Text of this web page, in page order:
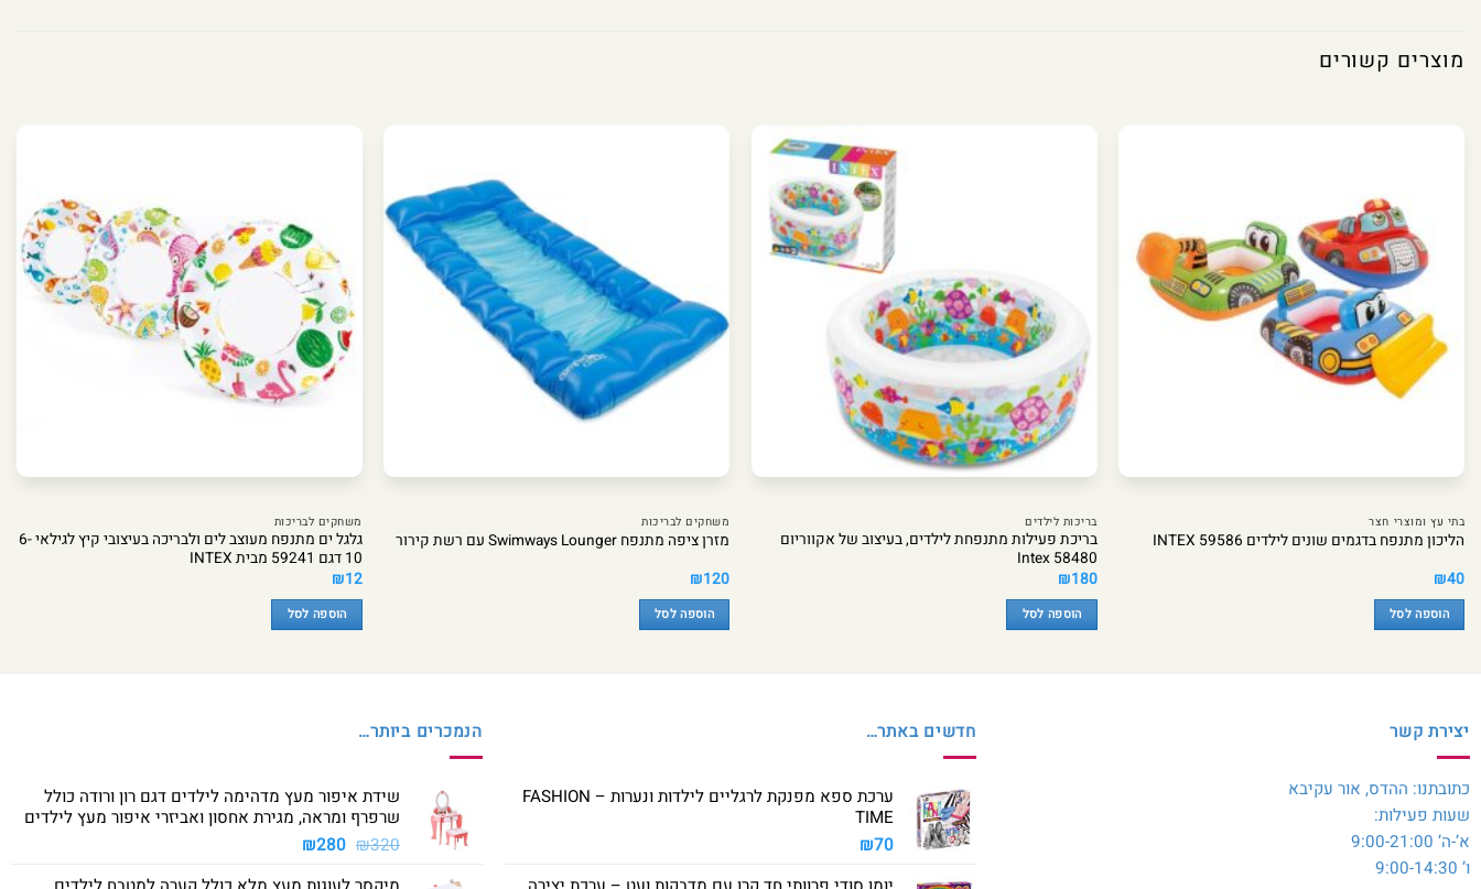
מוצרים קשורים
בתי עץ ומוצרי חצר
הליכון מתנפח בדגמים שונים לילדים INTEX 59586
₪40
הוספה לסל
בריכות לילדים
בריכת פעילות מתנפחת לילדים, בעיצוב של אקווריום
Intex 58480
₪180
הוספה לסל
משחקים לבריכות
מזרן ציפה מתנפח Swimways Lounger עם רשת קירור
₪120
הוספה לסל
משחקים לבריכות
גלגל ים מתנפח מעוצב לים ולבריכה בעיצובי קיץ לגילאי 6-
10 דגם 59241 מבית INTEX
₪12
הוספה לסל
יצירת קשר
כתובתנו: ההדס, אור עקיבא
שעות פעילות:
א’-ה’ 9:00-21:00
ו’ 9:00-14:30
חדשים באתר…
ערכת ספא מפנקת לרגליים לילדות ונערות – FASHION
TIME
₪70
הנמכרים ביותר…
שידת איפור מעץ מדהימה לילדים דגם רון ורודה כולל
שרפרף ומראה, מגירת אחסון ואביזרי איפור מעץ לילדים
₪320
המחיר
₪280 המחיר